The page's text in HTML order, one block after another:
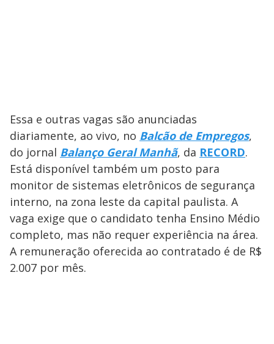
Essa e outras vagas são anunciadas
diariamente, ao vivo, no Balcão de Empregos,
do jornal Balanço Geral Manhã, da RECORD.
Está disponível também um posto para
monitor de sistemas eletrônicos de segurança
interno, na zona leste da capital paulista. A
vaga exige que o candidato tenha Ensino Médio
completo, mas não requer experiência na área.
A remuneração oferecida ao contratado é de R$
2.007 por mês.